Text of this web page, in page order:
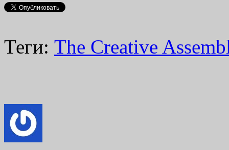
Теги: The Creative